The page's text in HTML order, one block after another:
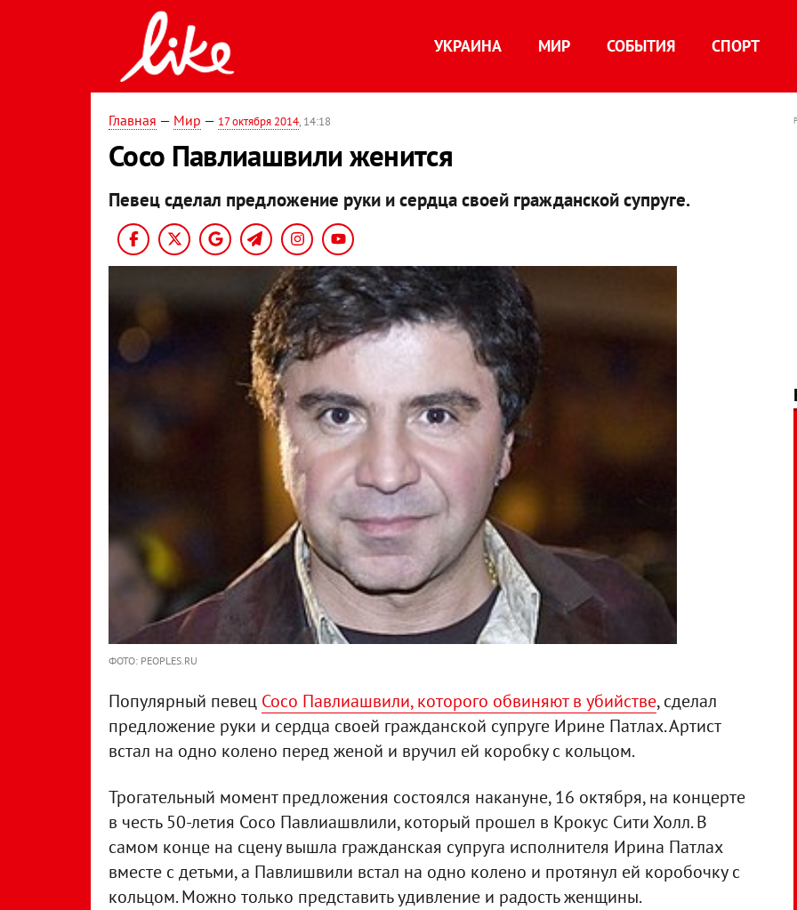
УКРАИНА МИР СОБЫТИЯ СПОРТ
Главная — Мир — 17 октября 2014, 14:18
Сосо Павлиашвили женится
Певец сделал предложение руки и сердца своей гражданской супруге.
ФОТО: PEOPLES.RU
Популярный певец Сосо Павлиашвили, которого обвиняют в убийстве, сделал
предложение руки и сердца своей гражданской супруге Ирине Патлах. Артист
встал на одно колено перед женой и вручил ей коробку с кольцом.
Трогательный момент предложения состоялся накануне, 16 октября, на концерте
в честь 50-летия Сосо Павлиашвлили, который прошел в Крокус Сити Холл. В
самом конце на сцену вышла гражданская супруга исполнителя Ирина Патлах
вместе с детьми, а Павлишвили встал на одно колено и протянул ей коробочку с
кольцом. Можно только представить удивление и радость женщины.